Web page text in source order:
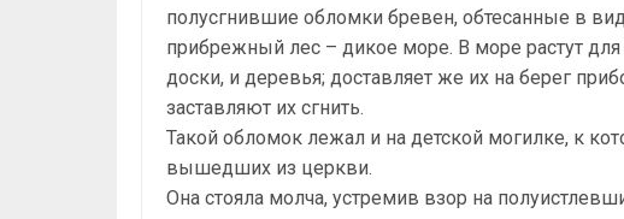
полусгнившие обломки бревен, обтесанные в
прибрежный лес – дикое море. В море растут
доски, и деревья; доставляет же их на берег
заставляют их сгнить.
Такой обломок лежал и на детской могилке, к
вышедших из церкви.
Она стояла молча, устремив взор на